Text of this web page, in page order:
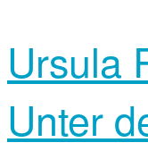
Ursula
Unter